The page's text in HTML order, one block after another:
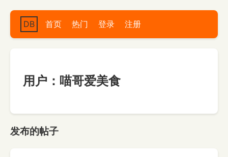
DB 首页 热门 登录 注册
用户：喵哥爱美食
发布的帖子